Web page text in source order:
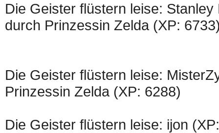
Die Geister flüstern leise:
durch Prinzessin Zelda (XP:
Die Geister flüstern leise:
Prinzessin Zelda (XP: 6288)
Die Geister flüstern leise: ijon